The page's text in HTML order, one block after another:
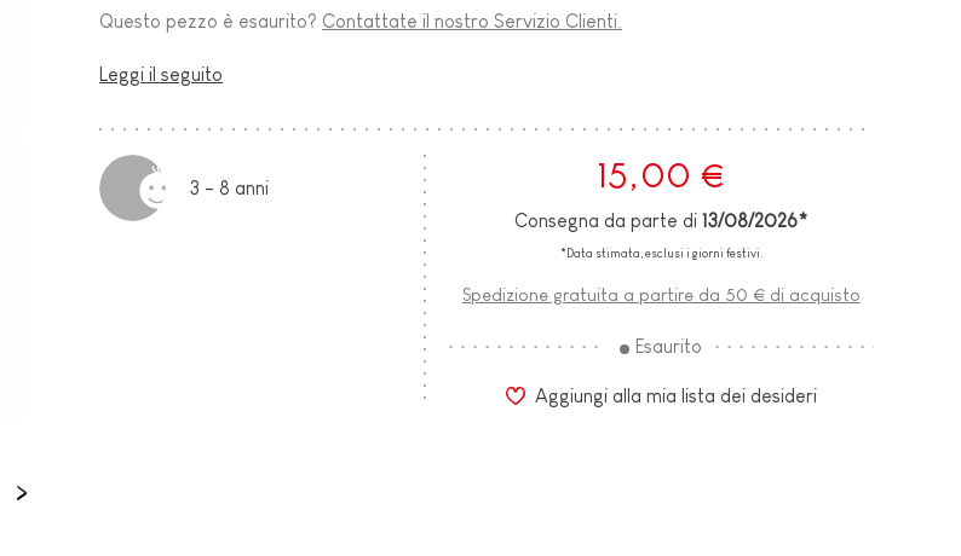
Questo pezzo è esaurito? Contattate il nostro Servizio Clienti.
Leggi il seguito
3 - 8 anni 15,00 €
Consegna da parte di13/08/2026*
*Data stimata, esclusi i giorni festivi.
Spedizione gratuita a partire da 50 € di acquisto
Esaurito
Aggiungi alla mia lista dei desideri